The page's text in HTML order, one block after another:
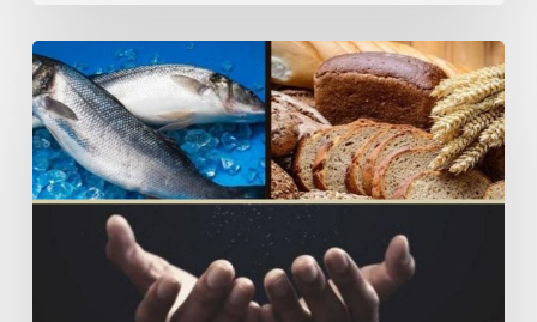
Komentár
k
textom
na
18.
nedeľu